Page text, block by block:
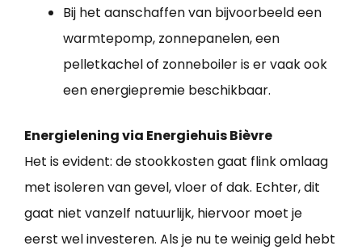
Bij het aanschaffen van bijvoorbeeld een
warmtepomp, zonnepanelen, een
pelletkachel of zonneboiler is er vaak ook
een energiepremie beschikbaar.
Energielening via Energiehuis Bièvre
Het is evident: de stookkosten gaat flink omlaag
met isoleren van gevel, vloer of dak. Echter, dit
gaat niet vanzelf natuurlijk, hiervoor moet je
eerst wel investeren. Als je nu te weinig geld hebt